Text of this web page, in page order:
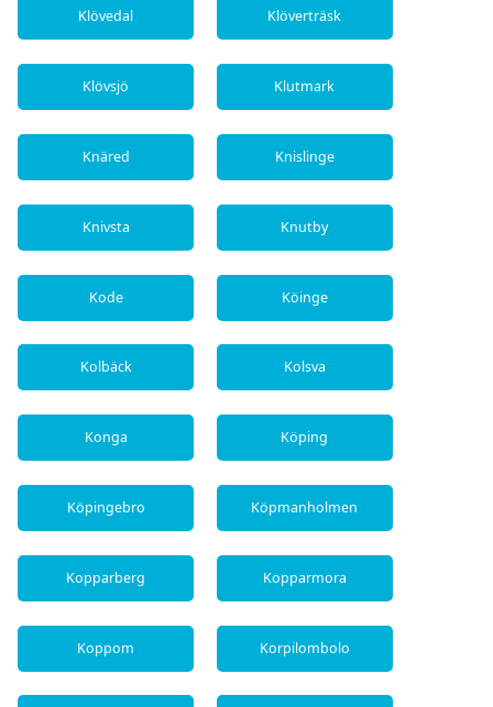
Klövedal Klöverträsk
Klövsjö Klutmark
Knäred Knislinge
Knivsta Knutby
Kode Köinge
Kolbäck Kolsva
Konga Köping
Köpingebro Köpmanholmen
Kopparberg Kopparmora
Koppom Korpilombolo